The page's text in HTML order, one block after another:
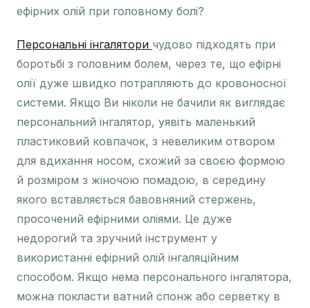
ефірних олій при головному болі?
Персональні інгалятори чудово підходять при
боротьбі з головним болем, через те, що ефірні
олії дуже швидко потрапляють до кровоносної
системи. Якщо Ви ніколи не бачили як виглядає
персональний інгалятор, уявіть маленький
пластиковий ковпачок, з невеликим отвором
для вдихання носом, схожий за своєю формою
й розміром з жіночою помадою, в середину
якого вставляється бавовняний стержень,
просочений ефірними оліями. Це дуже
недорогий та зручний інструмент у
використанні ефірний олій інгаляційним
способом. Якщо нема персонального інгалятора,
можна покласти ватний спонж або серветку в